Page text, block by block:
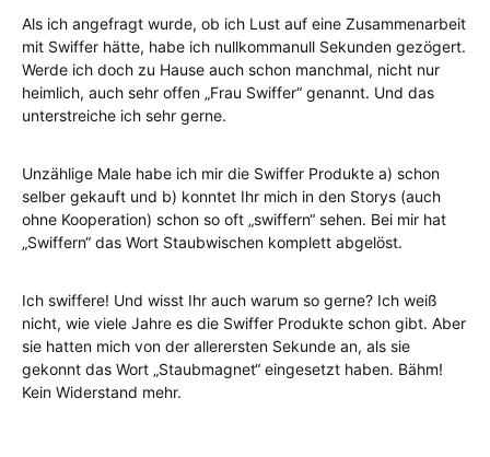
Als ich angefragt wurde, ob ich Lust auf eine Zusammenarbeit
mit Swiffer hätte, habe ich nullkommanull Sekunden gezögert.
Werde ich doch zu Hause auch schon manchmal, nicht nur
heimlich, auch sehr offen „Frau Swiffer“ genannt. Und das
unterstreiche ich sehr gerne.
Unzählige Male habe ich mir die Swiffer Produkte a) schon
selber gekauft und b) konntet Ihr mich in den Storys (auch
ohne Kooperation) schon so oft „swiffern“ sehen. Bei mir hat
„Swiffern“ das Wort Staubwischen komplett abgelöst.
Ich swiffere! Und wisst Ihr auch warum so gerne? Ich weiß
nicht, wie viele Jahre es die Swiffer Produkte schon gibt. Aber
sie hatten mich von der allerersten Sekunde an, als sie
gekonnt das Wort „Staubmagnet“ eingesetzt haben. Bähm!
Kein Widerstand mehr.